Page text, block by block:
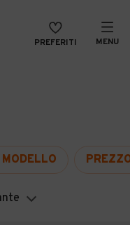
PREFERITI MENU